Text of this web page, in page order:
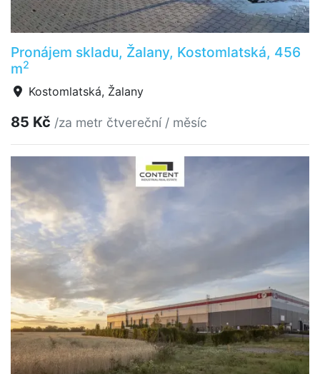
Pronájem skladu, Žalany, Kostomlatská, 456
m2
Kostomlatská, Žalany
85 Kč /za metr čtvereční / měsíc